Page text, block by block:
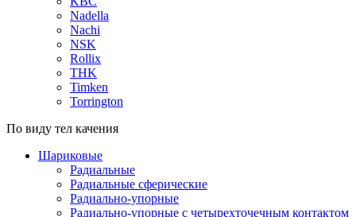
Nadella
Nachi
NSK
Rollix
THK
Timken
Torrington
По виду тел качения
Шариковые
Радиальные
Радиальные сферические
Радиально-упорные
Радиально-упорные с четырехточечным контактом